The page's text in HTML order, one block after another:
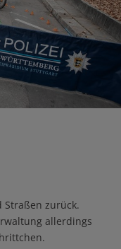
Straßen zurück.
allerdings